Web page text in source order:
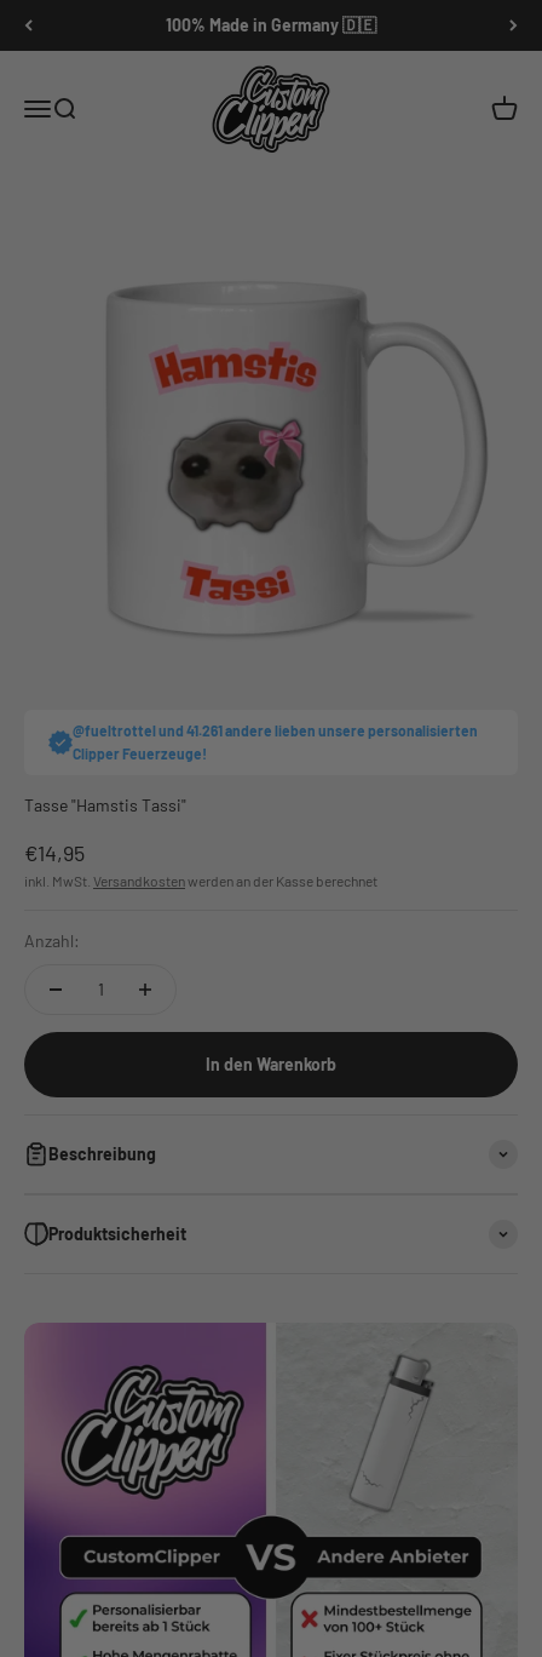
100% Made in Germany 🇩🇪
MenüSuche
Customclipper
@fueltrottel und 41.261 andere lieben unsere personalisierten
Clipper Feuerzeuge!
Tasse "Hamstis Tassi"
Angebot
€14,95
inkl. MwSt. Versandkostenwerden an der Kasse berechnet
Anzahl:
In den Warenkorb
Beschreibung
Produktsicherheit